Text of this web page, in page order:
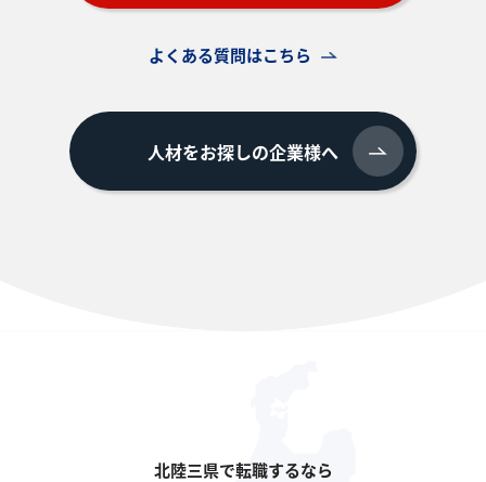
よくある質問はこちら
人材をお探しの企業様へ
北陸三県で転職するなら